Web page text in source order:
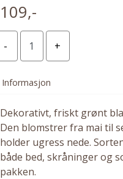
109,-
Informasjon
Dekorativt, friskt grønt
Den blomstrer fra mai til
holder ugress nede.
både bed, skråninger og
pakken.